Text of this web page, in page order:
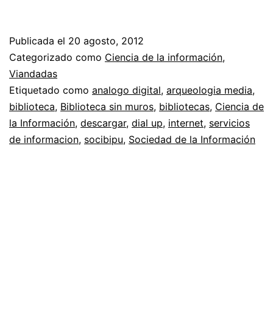
mundo
físico
Publicada el 20 agosto, 2012
Categorizado como Ciencia de la información,
Viandadas
Etiquetado como analogo digital, arqueologia media,
biblioteca, Biblioteca sin muros, bibliotecas, Ciencia de
la Información, descargar, dial up, internet, servicios
de informacion, socibipu, Sociedad de la Información